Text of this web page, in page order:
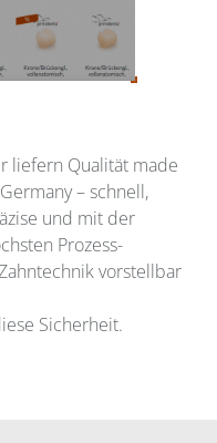
liefern Qualität made
– schnell,
und mit der
Prozess-
vorstellbar
Sicherheit.